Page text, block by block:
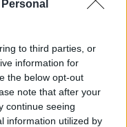
to third parties, or
information for
the below opt-out
note that after your
continue seeing
information utilized by
επιστροφή της
κοινότητα παρέπεμψε
Χρήστος